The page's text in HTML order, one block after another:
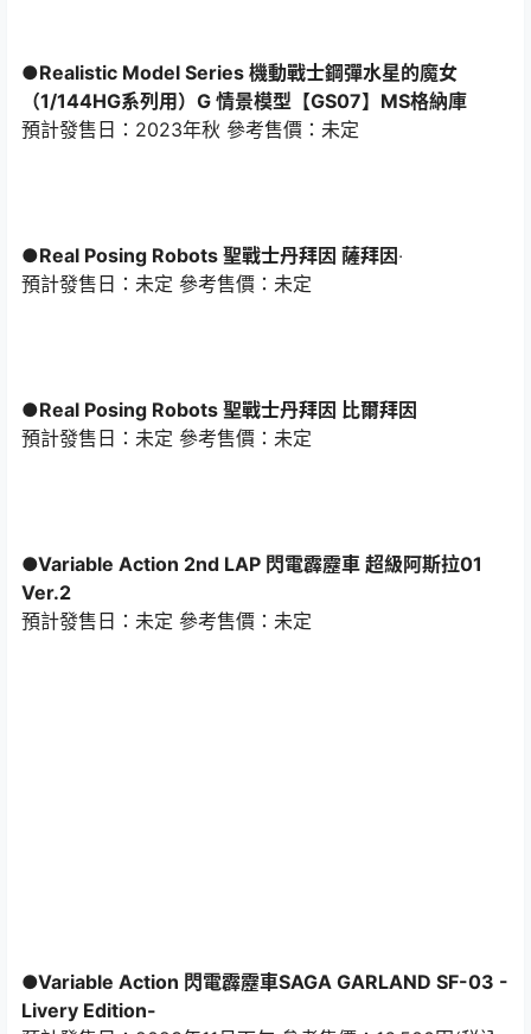
●Realistic Model Series 機動戰士鋼彈水星的魔女
（1/144HG系列用）G 情景模型【GS07】MS格納庫
預計發售日：2023年秋 參考售價：未定
●Real Posing Robots 聖戰士丹拜因 薩拜因 ‧
預計發售日：未定 參考售價：未定
●Real Posing Robots 聖戰士丹拜因 比爾拜因
預計發售日：未定 參考售價：未定
●Variable Action 2nd LAP 閃電霹靂車 超級阿斯拉01
Ver.2
預計發售日：未定 參考售價：未定
●Variable Action 閃電霹靂車SAGA GARLAND SF-03 -
Livery Edition-